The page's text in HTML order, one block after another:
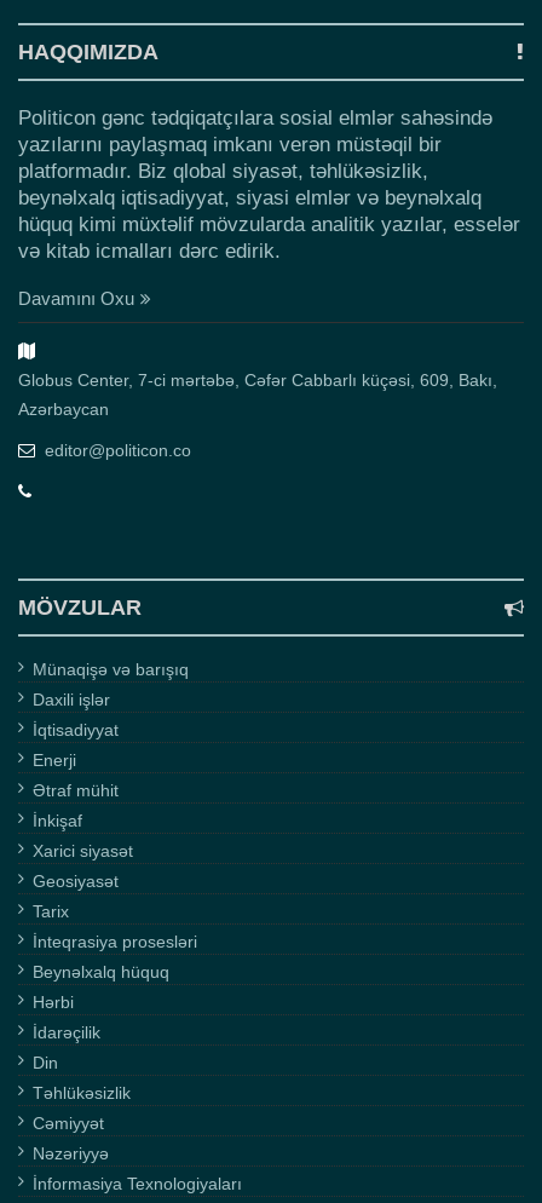
HAQQIMIZDA
Politicon gənc tədqiqatçılara sosial elmlər sahəsində
yazılarını paylaşmaq imkanı verən müstəqil bir
platformadır. Biz qlobal siyasət, təhlükəsizlik,
beynəlxalq iqtisadiyyat, siyasi elmlər və beynəlxalq
hüquq kimi müxtəlif mövzularda analitik yazılar, esselər
və kitab icmalları dərc edirik.
Davamını Oxu
Globus Center, 7-ci mərtəbə, Cəfər Cabbarlı küçəsi, 609, Bakı,
Azərbaycan
editor@politicon.co
MÖVZULAR
Münaqişə və barışıq
Daxili işlər
İqtisadiyyat
Enerji
Ətraf mühit
İnkişaf
Xarici siyasət
Geosiyasət
Tarix
İnteqrasiya prosesləri
Beynəlxalq hüquq
Hərbi
İdarəçilik
Din
Təhlükəsizlik
Cəmiyyət
Nəzəriyyə
İnformasiya Texnologiyaları